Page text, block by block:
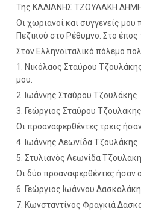
Της ΚΑΔΙΑΝΗΣ ΤΖΟΥΛΑΚΗ
Οι χωριανοί και συγγενείς
Πεζικού στο Ρέθυμνο. Στο
Στον Ελληνοϊταλικό πόλεμο
1. Νικόλαος Σταύρου
μου.
2. Ιωάννης Σταύρου Τζουλάκης
3. Γεώργιος Σταύρου
Οι προαναφερθέντες τρεις
4. Ιωάννης Λεωνίδα Τζουλάκης
5. Στυλιανός Λεωνίδα
Οι δύο προαναφερθέντες ήσαν
6. Γεώργιος Ιωάννου
7. Κωνσταντίνος Φραγκιά